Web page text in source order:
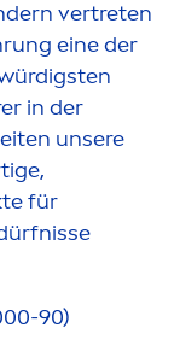
vertreten
eine der
in der
unsere
für
90)